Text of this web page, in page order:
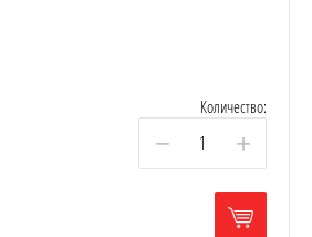
Количество:
− +